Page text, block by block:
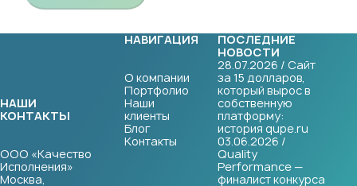
НАШИ
КОНТАКТЫ
ООО «Качество
Исполнения»
Москва,
НАВИГАЦИЯ
О компании
Портфолио
Наши
клиенты
Блог
Контакты
ПОСЛЕДНИЕ
НОВОСТИ
28.07.2026 / Сайт
за 15 долларов,
который вырос в
собственную
платформу:
история qupe.ru
03.06.2026 /
Quality
Performance —
финалист конкурса